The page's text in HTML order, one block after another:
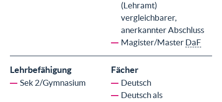
(Lehramt)
vergleichbarer,
anerkannter Abschluss
Magister/Master DaF
Lehrbefähigung
Sek 2/Gymnasium
Fächer
Deutsch
Deutsch als